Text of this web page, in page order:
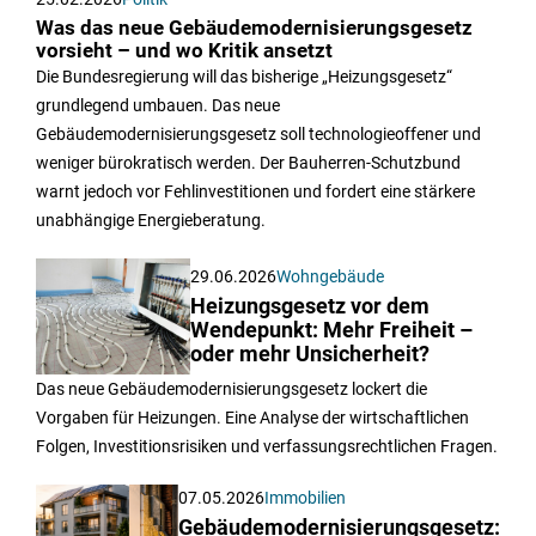
Was das neue Gebäudemodernisierungsgesetz
vorsieht – und wo Kritik ansetzt
Die Bundesregierung will das bisherige „Heizungsgesetz“
grundlegend umbauen. Das neue
Gebäudemodernisierungsgesetz soll technologieoffener und
weniger bürokratisch werden. Der Bauherren-Schutzbund
warnt jedoch vor Fehlinvestitionen und fordert eine stärkere
unabhängige Energieberatung.
29.06.2026Wohngebäude
Heizungsgesetz vor dem
Wendepunkt: Mehr Freiheit –
oder mehr Unsicherheit?
Das neue Gebäudemodernisierungsgesetz lockert die
Vorgaben für Heizungen. Eine Analyse der wirtschaftlichen
Folgen, Investitionsrisiken und verfassungsrechtlichen Fragen.
07.05.2026Immobilien
Gebäudemodernisierungsgesetz: